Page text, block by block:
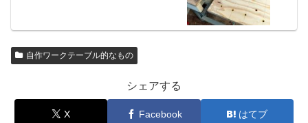
自作ワークテーブル的なもの
シェアする
X Facebook はてブ